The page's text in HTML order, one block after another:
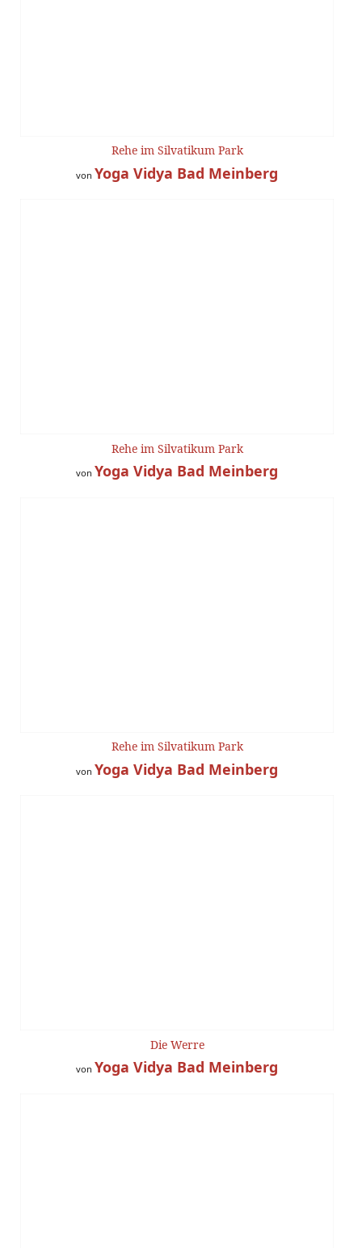
Rehe im Silvatikum Park
von Yoga Vidya Bad Meinberg
Rehe im Silvatikum Park
von Yoga Vidya Bad Meinberg
Rehe im Silvatikum Park
von Yoga Vidya Bad Meinberg
Die Werre
von Yoga Vidya Bad Meinberg